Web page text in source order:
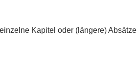
Kapitel oder (längere) Absätze